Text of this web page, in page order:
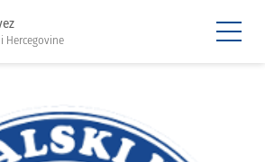
Hercegovine